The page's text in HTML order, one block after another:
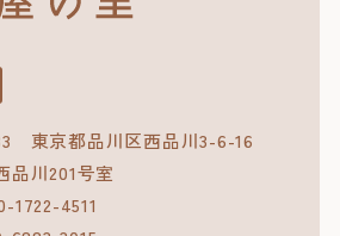
東京都品川区西品川3-6-16
品川201号室
1722-4511